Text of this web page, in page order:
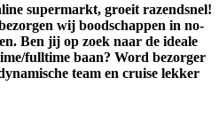
supermarkt, groeit razendsnel!
wij boodschappen in no-
Ben jij op zoek naar de ideale
fulltime baan? Word bezorger
team en cruise lekker